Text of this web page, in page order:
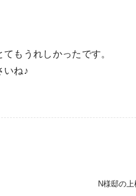
もうれしかったです。
いね♪
N様邸の